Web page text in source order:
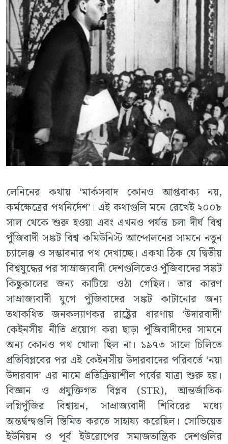
লেনিনের কথায় ‘মার্কসবাদ কোনও আপ্তবাক্য নয়,
কর্মক্ষেত্রের পথনির্দেশ’। এই কথাগুলি মনে রেখেই ২০০৮
সাল থেকে শুরু হওয়া এবং এখনও পর্যন্ত চলা দীর্ঘ বিশ্ব
পুঁজিবাদী সঙ্কট বিশ্ব কমিউনিস্ট আন্দোলনের সামনে নতুন
চ্যালেঞ্জ ও সম্ভাবনার পথ দেখাচ্ছে। একথা ঠিক যে দ্বিতীয়
বিশ্বযুদ্ধের পর সাম্রাজ্যবাদী দেশগুলিতেও পুঁজিবাদের সঙ্কট
কিছুকালের জন্য কাটিয়ে ওঠা গেছিল। তার কারণ
সাম্রাজ্যবাদী যুগে পুঁজিবাদের সঙ্কট কাটানোর জন্য
তথাকথিত জনকল্যাণকর রাষ্ট্রের ধারণায় ‘উদারবাদী’
কেইনসীয় নীতি প্রয়োগ করা ছাড়া পুঁজিবাদীদের সামনে
অন্য কোনও পথ খোলা ছিল না। ১৯৭৩ সালে চিলিতে
প্রতিবিপ্লবের পর এই কেইনসীয় উদারবাদের পরিবর্তে ‘নয়া
উদারবাদ’ এর নামে প্রতিক্রিয়াশীল পর্বের যাত্রা শুরু হয়।
বিজ্ঞান ও প্রযুক্তিগত বিপ্লব (STR), আন্তর্জাতিক
লগ্নিপুঁজির বিশ্বায়ন, সাম্রাজ্যবাদী শিবিরের মধ্যে
অন্তর্দ্বন্দ্বগুলি স্তিমিত করতে সাহায্য করেছিল। সোভিয়েত
ইউনিয়ন ও পূর্ব ইউরোপের সমাজতান্ত্রিক দেশগুলির